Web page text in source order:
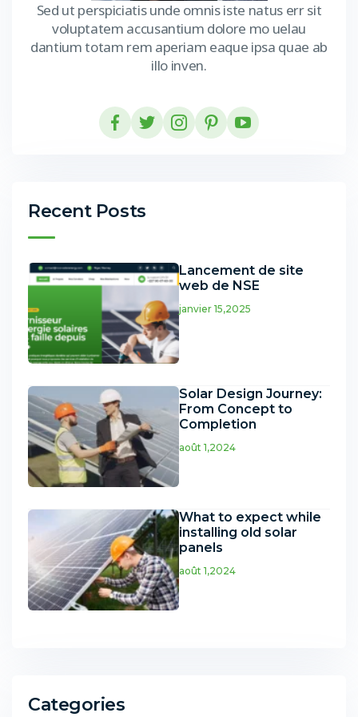
Sed ut perspiciatis unde omnis iste natus err sit
voluptatem accusantium dolore mo uelau
dantium totam rem aperiam eaque ipsa quae ab
illo inven.
Recent Posts
Lancement de site
web de NSE
janvier 15,2025
Solar Design Journey:
From Concept to
Completion
août 1,2024
What to expect while
installing old solar
panels
août 1,2024
Categories